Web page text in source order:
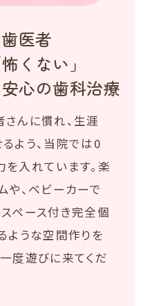
医者
くない」
心の歯科治療
んに慣れ、生涯
よう、当院では0
入れています。楽
や、ベビーカーで
ペース付き完全個
ような空間作りを
度遊びに来てくだ